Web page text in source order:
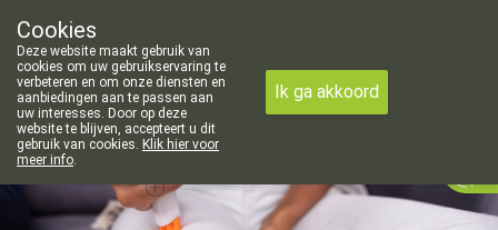
011/340400
Vandaag Nu gesloten
Cookies
Deze website maakt gebruik van
cookies om uw gebruikservaring te
verbeteren en om onze diensten en
aanbiedingen aan te passen aan
uw interesses. Door op deze
website te blijven, accepteert u dit
gebruik van cookies. Klik hier voor
meer info.
Ik ga akkoord